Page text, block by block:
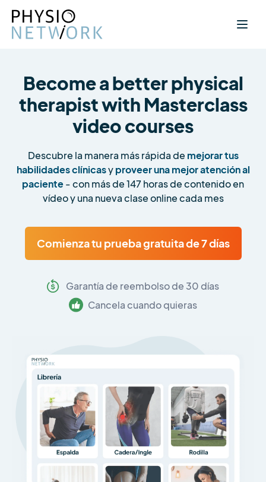
Become a better physical
therapist with Masterclass
video courses
Descubre la manera más rápida de mejorar tus
habilidades clínicasyproveer una mejor atención al
paciente- con más de 147 horas de contenido en
vídeo y una nueva clase online cada mes
Comienza tu prueba gratuita de 7 días
Garantía de reembolso de 30 días
Cancela cuando quieras